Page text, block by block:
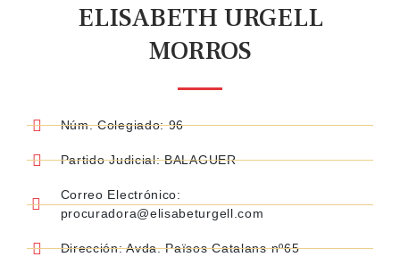
ELISABETH URGELL
MORROS
Núm. Colegiado: 96
Partido Judicial: BALAGUER
Correo Electrónico:
procuradora@elisabeturgell.com
Dirección: Avda. Països Catalans nº65